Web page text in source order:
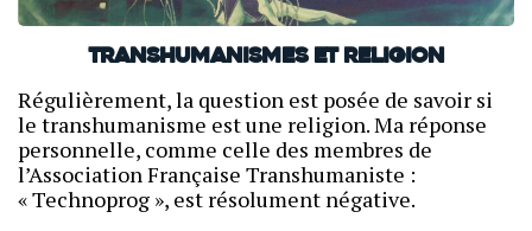
Transhumanismes et religion
Régulièrement, la question est posée de savoir si
le transhumanisme est une religion. Ma réponse
personnelle, comme celle des membres de
l’Association Française Transhumaniste :
« Technoprog », est résolument négative.